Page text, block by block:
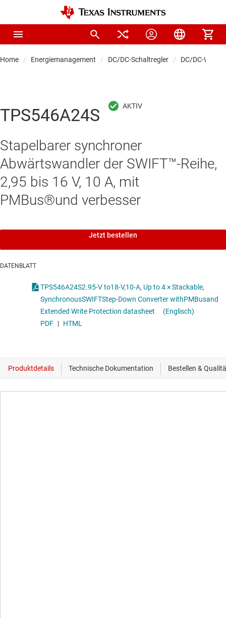
Home Energiemanagement DC/DC-Schaltregler DC/DC-
TPS546A24S
Stapelbarer synchroner
Abwärtswandler der SWIFT™-Reihe,
2,95 bis 16 V, 10 A, mit
PMBus®und verbesser
Jetzt bestellen
DATENBLATT
TPS546A24S2.95-V to18-V,10-A, Up to 4 × Stackable,
SynchronousSWIFTStep-Down Converter withPMBusand
Extended Write Protection datasheet
(Englisch)
PDF | HTML